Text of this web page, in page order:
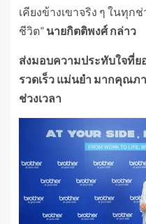
เคียงข้างเขาจริง ๆ ในทุก
ชีวิต” นายกิตติพงศ์ กล่าว
ส่งมอบความประทับใจที่ย
รวดเร็ว แม่นยำ มากคุณภ
ช่วงเวลา